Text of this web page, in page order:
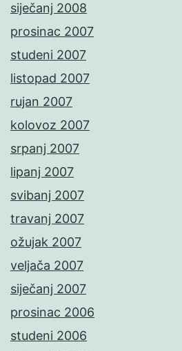
siječanj 2008
prosinac 2007
studeni 2007
listopad 2007
rujan 2007
kolovoz 2007
srpanj 2007
lipanj 2007
svibanj 2007
travanj 2007
ožujak 2007
veljača 2007
siječanj 2007
prosinac 2006
studeni 2006